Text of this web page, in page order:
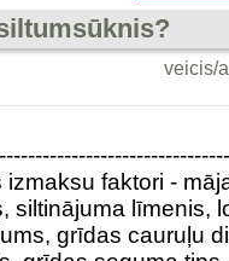
veicis/
izmaksu faktori -
siltinājuma līmenis,
grīdas cauruļu